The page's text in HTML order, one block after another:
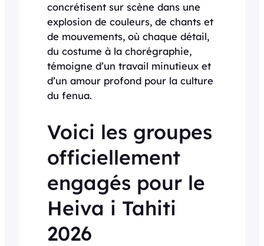
concrétisent sur scène dans une
explosion de couleurs, de chants et
de mouvements, où chaque détail,
du costume à la chorégraphie,
témoigne d’un travail minutieux et
d’un amour profond pour la culture
du fenua.
Voici les groupes
officiellement
engagés pour le
Heiva i Tahiti
2026